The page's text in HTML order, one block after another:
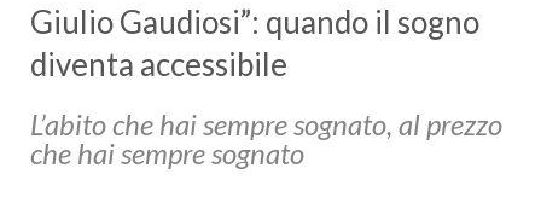
Giulio Gaudiosi”: quando il sogno
diventa accessibile
L’abito che hai sempre sognato, al prezzo
che hai sempre sognato